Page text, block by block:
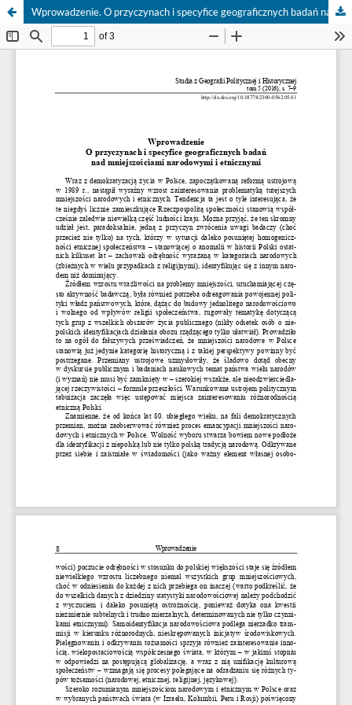
Wprowadzenie. O przyczynach i specyfice geograficznych badań nad mniejszościami narodowymi i etnicznymi